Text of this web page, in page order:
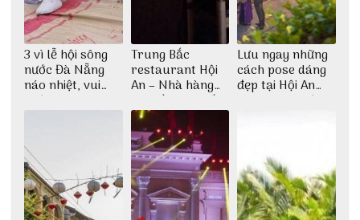
3 vì lễ hội sông
nước Đà Nẵng
náo nhiệt, vui
nhộn
Trung Bắc
restaurant Hội
An – Nhà hàng
cao lầu có thiết
kế vô cùng ấn
tượng giữa lòng
phố Hội
Lưu ngay những
cách pose dáng
đẹp tại Hội An
cho dân nghiện